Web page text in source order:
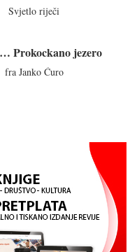
Svjetlo riječi
Prokockano jezero
fra Janko Ćuro